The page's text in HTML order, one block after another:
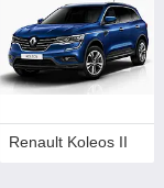
Renault Koleos II